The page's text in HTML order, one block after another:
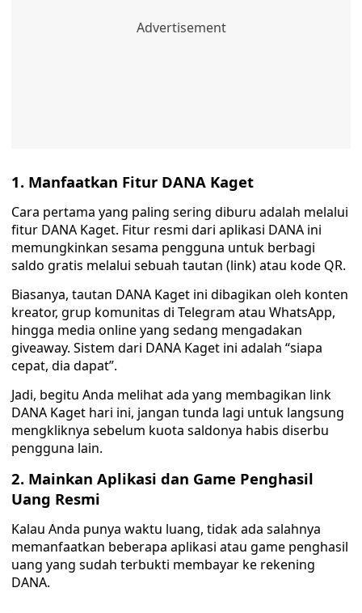
1. Manfaatkan Fitur DANA Kaget
Cara pertama yang paling sering diburu adalah melalui
fitur DANA Kaget. Fitur resmi dari aplikasi DANA ini
memungkinkan sesama pengguna untuk berbagi
saldo gratis melalui sebuah tautan (link) atau kode QR.
Biasanya, tautan DANA Kaget ini dibagikan oleh konten
kreator, grup komunitas di Telegram atau WhatsApp,
hingga media online yang sedang mengadakan
giveaway. Sistem dari DANA Kaget ini adalah “siapa
cepat, dia dapat”.
Jadi, begitu Anda melihat ada yang membagikan link
DANA Kaget hari ini, jangan tunda lagi untuk langsung
mengkliknya sebelum kuota saldonya habis diserbu
pengguna lain.
2. Mainkan Aplikasi dan Game Penghasil
Uang Resmi
Kalau Anda punya waktu luang, tidak ada salahnya
memanfaatkan beberapa aplikasi atau game penghasil
uang yang sudah terbukti membayar ke rekening
DANA.